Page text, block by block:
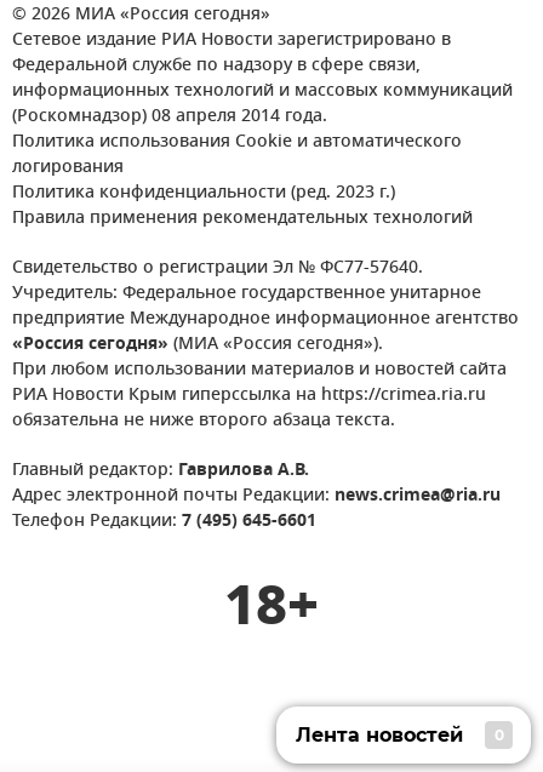
© 2026 МИА «Россия сегодня»
Сетевое издание РИА Новости зарегистрировано в
Федеральной службе по надзору в сфере связи,
информационных технологий и массовых коммуникаций
(Роскомнадзор) 08 апреля 2014 года.
Политика использования Cookie и автоматического
логирования
Политика конфиденциальности (ред. 2023 г.)
Правила применения рекомендательных технологий
Свидетельство о регистрации Эл № ФС77-57640.
Учредитель: Федеральное государственное унитарное
предприятие Международное информационное агентство
«Россия сегодня» (МИА «Россия сегодня»).
При любом использовании материалов и новостей сайта
РИА Новости Крым гиперссылка на https://crimea.ria.ru
обязательна не ниже второго абзаца текста.
Главный редактор: Гаврилова А.В.
Адрес электронной почты Редакции: news.crimea@ria.ru
Телефон Редакции: 7 (495) 645-6601
18+
Лента новостей 0